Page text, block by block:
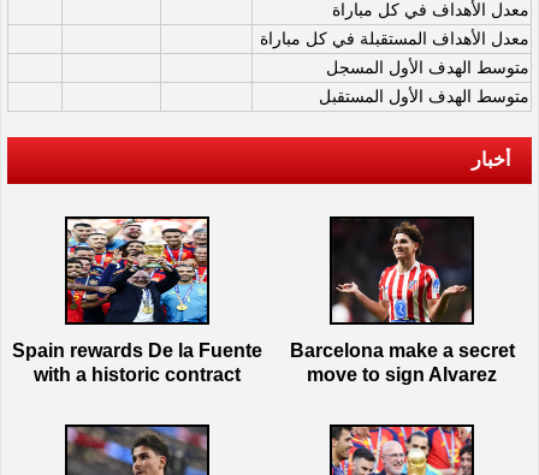
معدل الأهداف في كل مباراة
معدل الأهداف المستقبلة في كل مباراة
متوسط الهدف الأول المسجل
متوسط الهدف الأول المستقبل
أخبار
Barcelona make a secret
move to sign Alvarez
Spain rewards De la Fuente
with a historic contract